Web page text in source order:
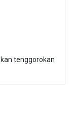
tenggorokan